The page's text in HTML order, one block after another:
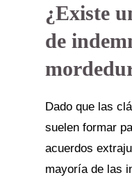
¿Existe
de
Dado que las
suelen formar
acuerdos
mayoría de las